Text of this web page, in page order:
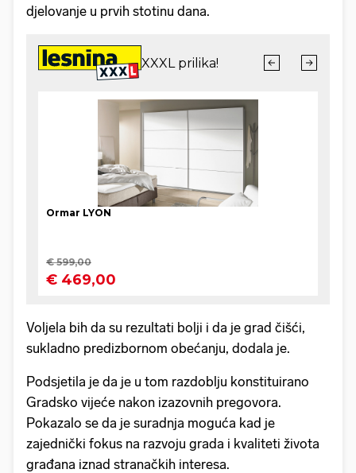
djelovanje u prvih stotinu dana.
Voljela bih da su rezultati bolji i da je grad čišći,
sukladno predizbornom obećanju, dodala je.
Podsjetila je da je u tom razdoblju konstituirano
Gradsko vijeće nakon izazovnih pregovora.
Pokazalo se da je suradnja moguća kad je
zajednički fokus na razvoju grada i kvaliteti života
građana iznad stranačkih interesa.